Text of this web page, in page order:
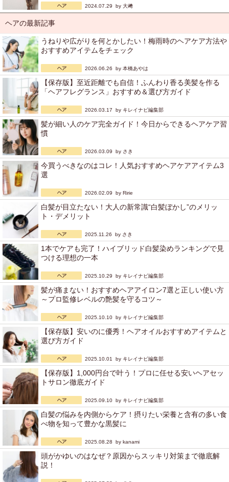
2024.07.29 by 大﨑
ヘアの最新記事
うねりや広がりを何とかしたい！梅雨時のヘアケア方法や
おすすめアイテムをチェック
2026.06.26 by 本橋あやは
【保存版】至近距離でも自信！ふんわり香る美髪を作る
「ヘアフレグランス」おすすめ＆選び方ガイド
2026.03.17 by キレイナビ編集部
髪が細い人のケア完全ガイド！今日からできるヘアケア習
慣
2026.03.09 by さき
今買うべきなのはコレ！人気おすすめヘアケアアイテム3
選
2026.02.09 by Ririe
白髪が目立たない！大人の新常識“白髪ぼかし”のメリッ
ト・デメリット
2025.11.26 by さき
1本でケアも完了！ハイブリッド白髪染めランキングで見
つける理想の一本
2025.10.29 by キレイナビ編集部
髪が痛まない！おすすめヘアアイロン7選と正しい使い方
～プロ監修レベルの艶髪を守るコツ～
2025.10.10 by キレイナビ編集部
【保存版】安いのに優秀！ヘアオイルおすすめアイテムと
選び方ガイド
2025.10.01 by キレイナビ編集部
【保存版】1,000円台で叶う！プロに任せる安いヘアセッ
トサロン徹底ガイド
2025.09.10 by キレイナビ編集部
白髪の悩みを内側からケア！摂りたい栄養と含有の多い食
べ物を知って豊かな黒髪に
2025.08.28 by kanami
頭がかゆいのはなぜ？原因からスッキリ対策まで徹底解
説！